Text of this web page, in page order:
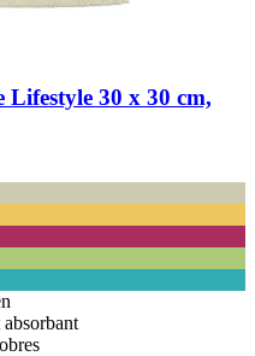
Lifestyle 30 x 30 cm,